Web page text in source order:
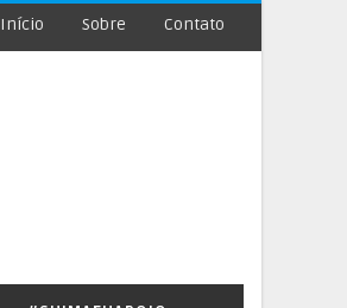
Início Sobre Contato